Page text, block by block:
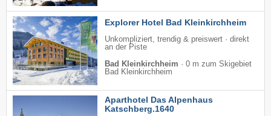
Explorer Hotel Bad Kleinkirchheim
Unkompliziert, trendig & preiswert · direkt
an der Piste
Bad Kleinkirchheim · 0 m zum Skigebiet
Bad Kleinkirchheim
Aparthotel Das Alpenhaus
Katschberg.1640